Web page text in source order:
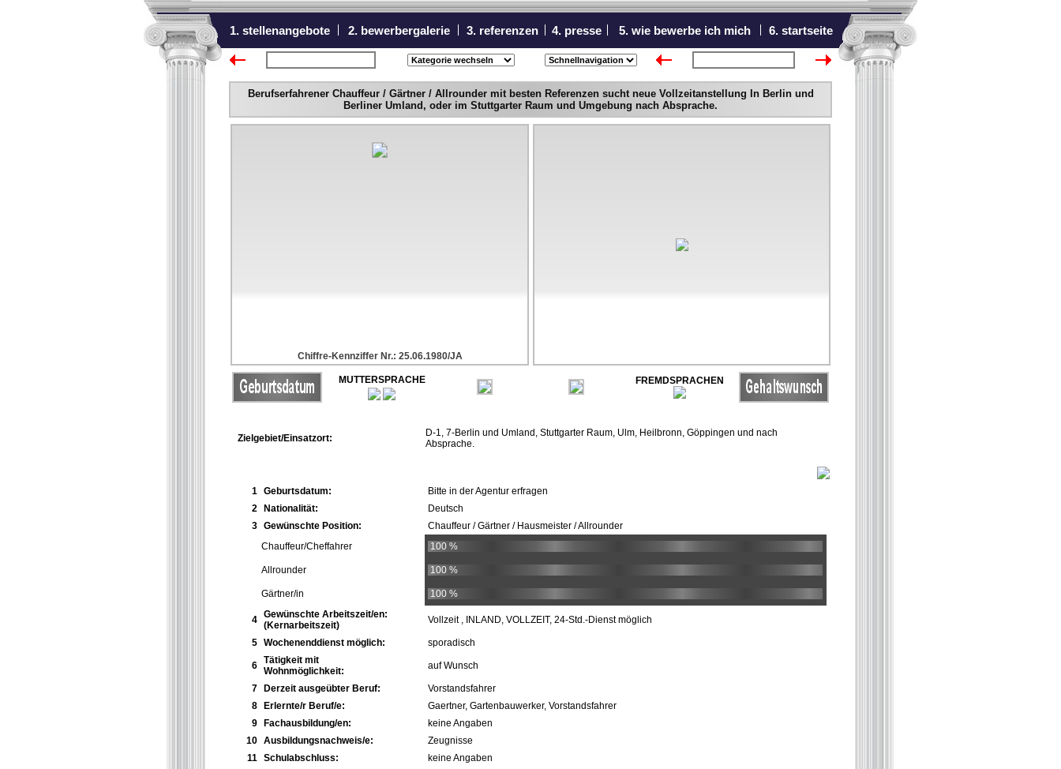
1. stellenangebote 2. bewerbergalerie 3. referenzen 4. presse 5. wie bewerbe ich mich 6. startseite
Berufserfahrener Chauffeur / Gärtner / Allrounder mit besten Referenzen sucht neue Vollzeitanstellung In Berlin und
Berliner Umland, oder im Stuttgarter Raum und Umgebung nach Absprache.
Chiffre-Kennziffer Nr.: 25.06.1980/JA
MUTTERSPRACHE FREMDSPRACHEN
Zielgebiet/Einsatzort:
D-1, 7-Berlin und Umland, Stuttgarter Raum, Ulm, Heilbronn, Göppingen und nach
Absprache.
1 Geburtsdatum:
Bitte in der Agentur erfragen
2
Nationalität:
Deutsch
3 Gewünschte Position:
Chauffeur / Gärtner / Hausmeister / Allrounder
Chauffeur/Cheffahrer
100 %
Allrounder 100 %
Gärtner/in 100 %
4 Gewünschte Arbeitszeit/en:
(Kernarbeitszeit)
Vollzeit , INLAND, VOLLZEIT, 24-Std.-Dienst möglich
5 Wochenenddienst möglich: sporadisch
6 Tätigkeit mit
Wohnmöglichkeit:
auf Wunsch
7 Derzeit ausgeübter Beruf:
Vorstandsfahrer
8
Erlernte/r Beruf/e:
Gaertner, Gartenbauwerker, Vorstandsfahrer
9
Fachausbildung/en:
keine Angaben
10 Ausbildungsnachweis/e:
Zeugnisse
11 Schulabschluss:
keine Angaben